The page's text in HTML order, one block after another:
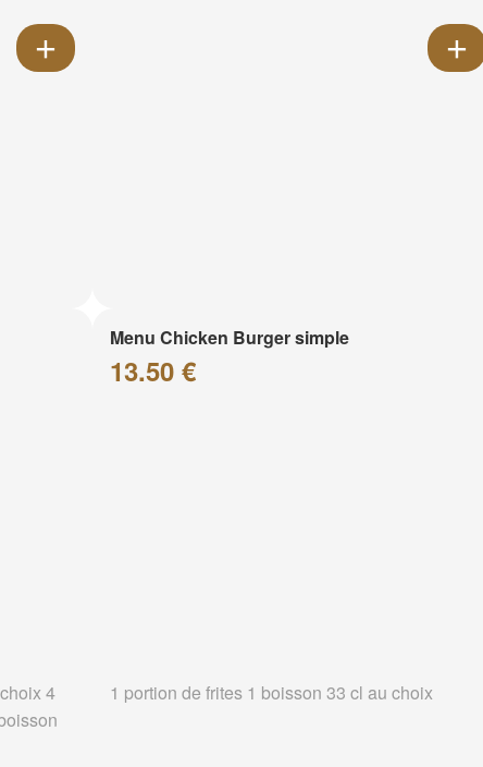
4
Menu Chicken Burger simple
13.50 €
1 portion de frites 1 boisson 33 cl au choix